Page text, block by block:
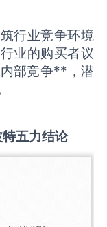
行业竞争环境
业的购买者议
部竞争**，潜
五力结论